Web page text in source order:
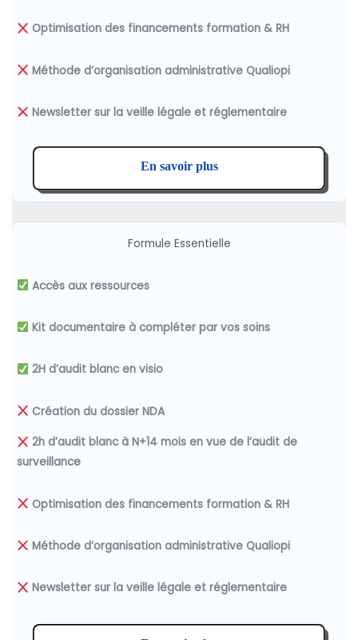
Optimisation des financements formation & RH
Méthode d’organisation administrative Qualiopi
Newsletter sur la veille légale et réglementaire
En savoir plus
Formule Essentielle
Accès aux ressources
Kit documentaire à compléter par vos soins
2H d’audit blanc en visio
Création du dossier NDA
2h d’audit blanc à N+14 mois en vue de l’audit de
surveillance
Optimisation des financements formation & RH
Méthode d’organisation administrative Qualiopi
Newsletter sur la veille légale et réglementaire